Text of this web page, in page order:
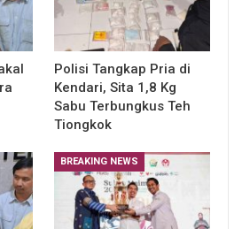
Polisi Tangkap Pria di
Kendari, Sita 1,8 Kg
Sabu Terbungkus Teh
Tiongkok
BREAKING NEWS